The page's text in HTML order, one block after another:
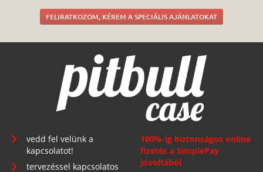
FELIRATKOZOM, KÉREM A SPECIÁLIS AJÁNLATOKAT
vedd fel velünk a
kapcsolatot!
tervezéssel kapcsolatos
100%-ig biztonságos online
fizetés a SimplePay
jóvoltából